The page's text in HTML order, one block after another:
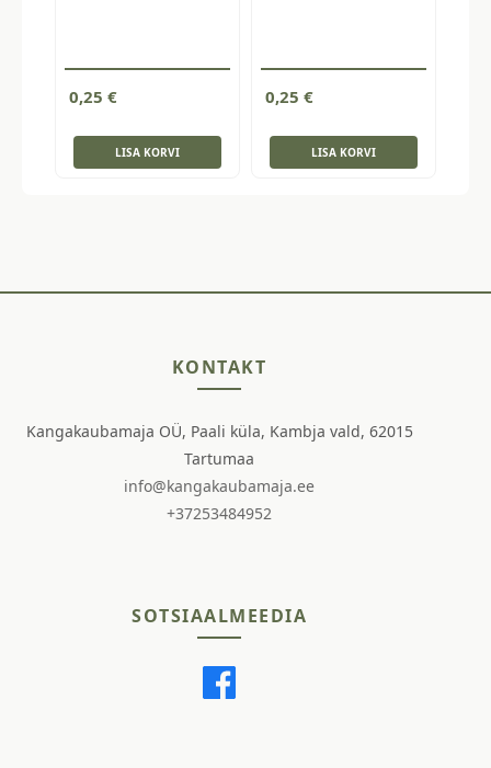
0,25 €
LISA KORVI
0,25 €
LISA KORVI
KONTAKT
Kangakaubamaja OÜ, Paali küla, Kambja vald, 62015
Tartumaa
info@kangakaubamaja.ee
+37253484952
SOTSIAALMEEDIA